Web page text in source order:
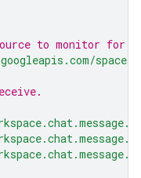
to monitor for
spaces/